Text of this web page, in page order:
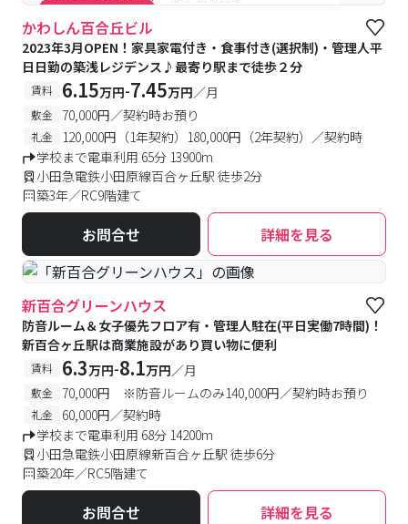
#キャンペーン実施中 #食事付き #女性専用フロアあり
かわしん百合丘ビル
2023年3月OPEN！家具家電付き・食事付き(選択制)・管理人平
日日勤の築浅レジデンス♪最寄り駅まで徒歩２分
賃料 6.15万円-7.45万円／月
敷金 70,000円／契約時お預り
礼金
120,000円（1年契約）180,000円（2年契約）／契約時
学校まで電車利用 65分 13900m
小田急電鉄小田原線百合ヶ丘駅 徒歩2分
築3年／RC9階建て
お問合せ 詳細を見る
新百合グリーンハウス
防音ルーム＆女子優先フロア有・管理人駐在(平日実働7時間)！
新百合ヶ丘駅は商業施設があり買い物に便利
賃料 6.3万円-8.1万円／月
敷金 70,000円 ※防音ルームのみ140,000円／契約時お預り
礼金
60,000円／契約時
学校まで電車利用 68分 14200m
小田急電鉄小田原線新百合ヶ丘駅 徒歩6分
築20年／RC5階建て
お問合せ 詳細を見る